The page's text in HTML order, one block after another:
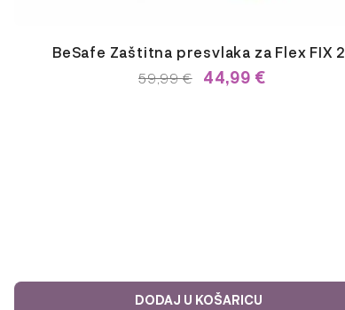
BeSafe Zaštitna presvlaka za Flex FIX 2
IZVORNA
59,99€TRENUTNA
44,99 €
DODAJ U KOŠARICU